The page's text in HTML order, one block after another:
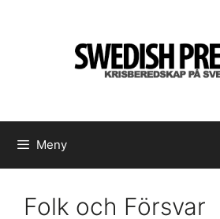
Meny
Folk och Försvar